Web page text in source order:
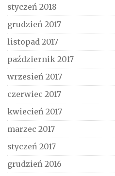
styczeń 2018
grudzień 2017
listopad 2017
październik 2017
wrzesień 2017
czerwiec 2017
kwiecień 2017
marzec 2017
styczeń 2017
grudzień 2016